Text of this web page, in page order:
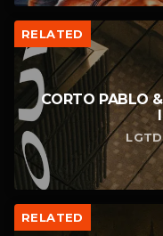
RELATED
CORTO PABLO
RELATED